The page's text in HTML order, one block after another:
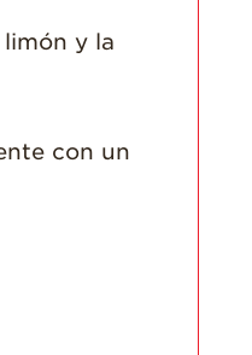
Blogy la
con un